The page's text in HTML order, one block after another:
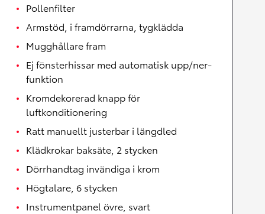
Pollenfilter
Armstöd, i framdörrarna, tygklädda
Mugghållare fram
Ej fönsterhissar med automatisk upp/ner-
funktion
Kromdekorerad knapp för
luftkonditionering
Ratt manuellt justerbar i längdled
Klädkrokar baksäte, 2 stycken
Dörrhandtag invändiga i krom
Högtalare, 6 stycken
Instrumentpanel övre, svart